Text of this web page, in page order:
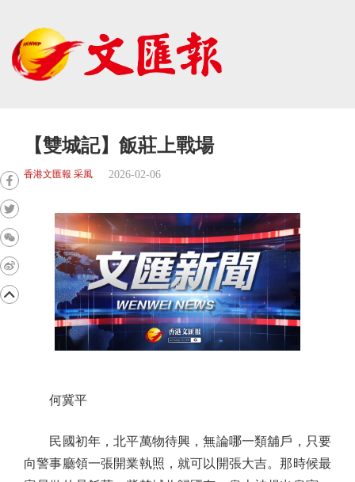
【雙城記】飯莊上戰場
香港文匯報 采風 2026-02-06
何冀平
民國初年，北平萬物待興，無論哪一類舖戶，只要
向警事廳領一張開業執照，就可以開張大吉。那時候最